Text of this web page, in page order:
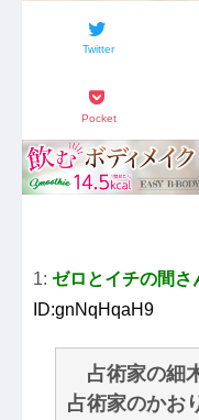
Twitter
Pocket
1: ゼロとイチの間さ
ID:gnNqHqaH9
占術家の細
占術家のかお